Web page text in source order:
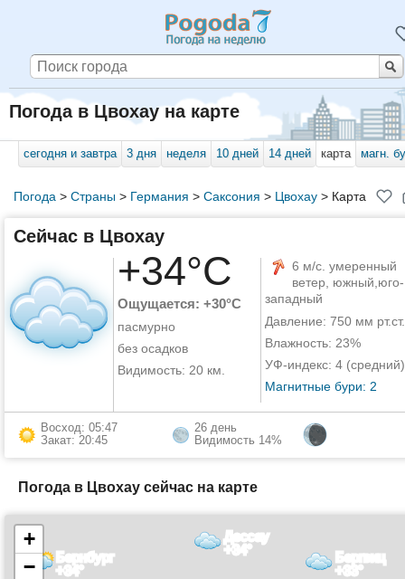
Погода в Цвохау на карте
сегодня и завтра 3 дня неделя 10 дней 14 дней карта магн.
Погода > Страны> Германия > Саксония > Цвохау> Карта
Сейчас в Цвохау
+34°C
Ощущается: +30°C
пасмурно
без осадков
Видимость: 20 км.
6 м/с. умеренный
ветер, южный,юго-
западный
Давление: 750 мм рт.ст.
Влажность: 23%
УФ-индекс: 4 (средний)
Магнитные бури: 2
Восход: 05:47
Закат: 20:45
26 день
Видимость 14%
Погода в Цвохау сейчас на карте
Дессау
+34°
Бернбург
+34°
Бергвиц
+33°
+
−